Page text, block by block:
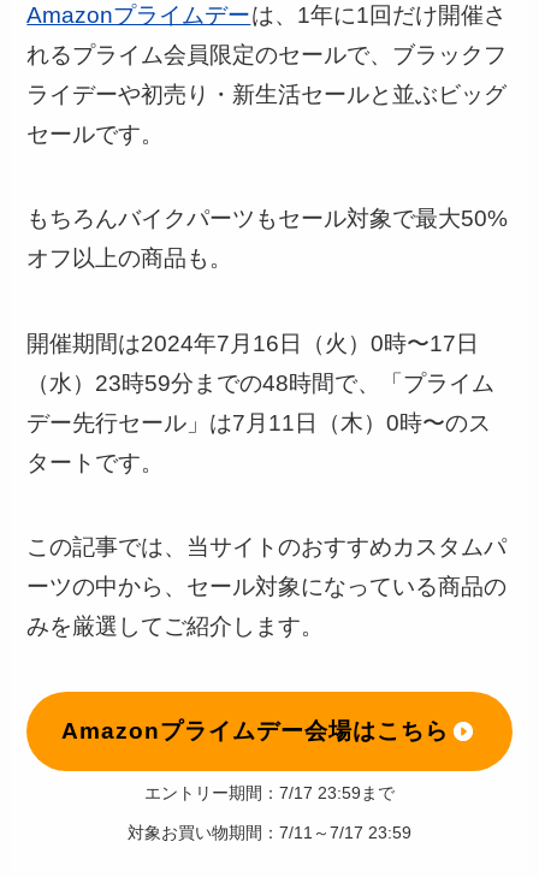
Amazonプライムデーは、1年に1回だけ開催さ
れるプライム会員限定のセールで、ブラックフ
ライデーや初売り・新生活セールと並ぶビッグ
セールです。
もちろんバイクパーツもセール対象で最大50%
オフ以上の商品も。
開催期間は2024年7月16日（火）0時〜17日
（水）23時59分までの48時間で、「プライム
デー先行セール」は7月11日（木）0時〜のス
タートです。
この記事では、当サイトのおすすめカスタムパ
ーツの中から、セール対象になっている商品の
みを厳選してご紹介します。
Amazonプライムデー会場はこちら
エントリー期間：7/17 23:59まで
対象お買い物期間：7/11～7/17 23:59